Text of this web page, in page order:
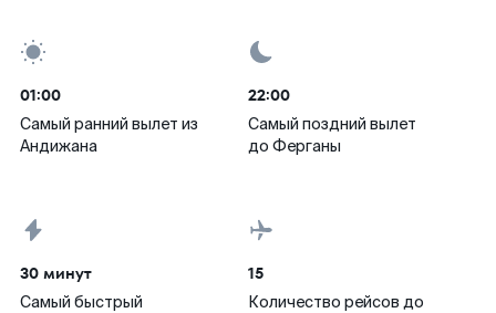
01:00
Самый ранний вылет из
Андижана
22:00
Самый поздний вылет
до Ферганы
30 минут
Самый быстрый
15
Количество рейсов до